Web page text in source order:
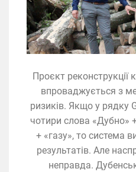
Проєкт реконструкції
впроваджується з
ризиків. Якщо у рядку
чотири слова «Дубно»
+ «газу», то система
результатів. Але
неправда.